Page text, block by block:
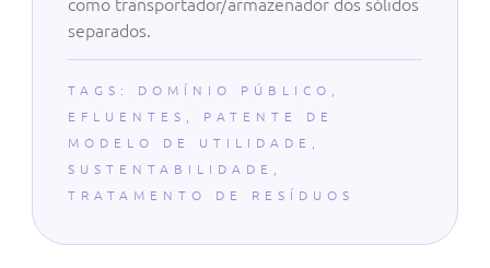
como transportador/armazenador dos sólidos
separados.
TAGS: DOMÍNIO PÚBLICO
EFLUENTES
PATENTE DE
MODELO DE UTILIDADE
SUSTENTABILIDADE
TRATAMENTO DE RESÍDUOS